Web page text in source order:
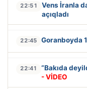
22:51
Vens İranla
açıqladı
22:45 Goranboyda
22:41
“Bakıda
- VİDEO